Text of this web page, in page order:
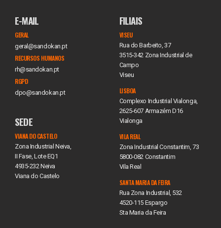
E-MAIL
GERAL
geral@sandokan.pt
RECURSOS HUMANOS
rh@sandokan.pt
RGPD
dpo@sandokan.pt
SEDE
VIANA DO CASTELO
Zona Industrial Neiva,
II Fase, Lote EQ1
4935-232 Neiva
Viana do Castelo
FILIAIS
VISEU
Rua do Barbeito, 37
3515-342 Zona Industrial de
Campo
Viseu
LISBOA
Complexo Industrial Vialonga,
2625-607 Armazém D16
Vialonga
VILA REAL
Zona Industrial Constantim, 73
5800-082 Constantim
Vila Real
SANTA MARIA DA FEIRA
Rua Zona Industrial, 532
4520-115 Espargo
Sta Maria da Feira